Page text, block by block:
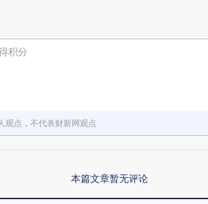
积分
观点，不代表财新网观点
本篇文章暂无评论